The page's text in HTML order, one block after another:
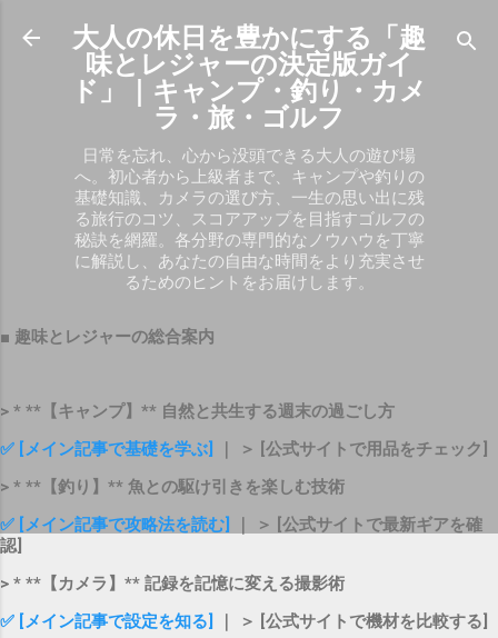
スキップしてメイン コンテンツに移動
大人の休日を豊かにする「趣
味とレジャーの決定版ガイ
ド」｜キャンプ・釣り・カメ
ラ・旅・ゴルフ
日常を忘れ、心から没頭できる大人の遊び場
へ。初心者から上級者まで、キャンプや釣りの
基礎知識、カメラの選び方、一生の思い出に残
る旅行のコツ、スコアアップを目指すゴルフの
秘訣を網羅。各分野の専門的なノウハウを丁寧
に解説し、あなたの自由な時間をより充実させ
るためのヒントをお届けします。
■ 趣味とレジャーの総合案内
> * **【キャンプ】** 自然と共生する週末の過ごし方
✅ [メイン記事で基礎を学ぶ]
｜ ＞ [公式サイトで用品をチェック]
> * **【釣り】** 魚との駆け引きを楽しむ技術
✅ [メイン記事で攻略法を読む]
｜ ＞ [公式サイトで最新ギアを確
認]
> * **【カメラ】** 記録を記憶に変える撮影術
✅ [メイン記事で設定を知る]
｜ ＞ [公式サイトで機材を比較する]